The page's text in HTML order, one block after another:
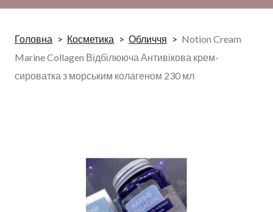
Головна Косметика Обличчя
Notion Cream
Marine Collagen Відбілююча Антивікова крем-
сироватка з морським колагеном 230 мл